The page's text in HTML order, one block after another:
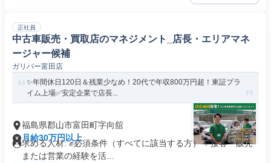
正社員
中古車販売・買取店のマネジメント_店長・エリアマネ
ージャー候補
ガリバー富田店
✨年間休日120日＆残業少なめ！20代で年収800万円超！東証プラ
イム上場✅安定企業で店長...
福島県郡山市富田町字向舘
月給30万円以上
求める人材: ✊️必須条件（すべてに該当する方） ✨接客・販売
または営業の経験を活...